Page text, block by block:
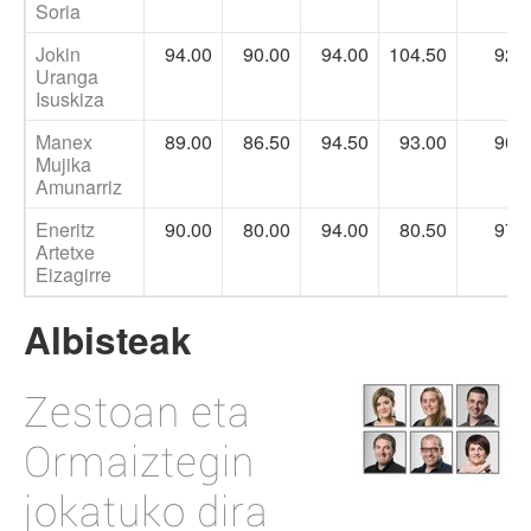
Soria
Jokin
Uranga
Isuskiza
94.00 90.00 94.00 104.50
Manex
Mujika
Amunarriz
89.00 86.50 94.50 93.00
Eneritz
Artetxe
Eizagirre
90.00 80.00 94.00 80.50
Albisteak
Zestoan eta
Ormaiztegin
jokatuko dira